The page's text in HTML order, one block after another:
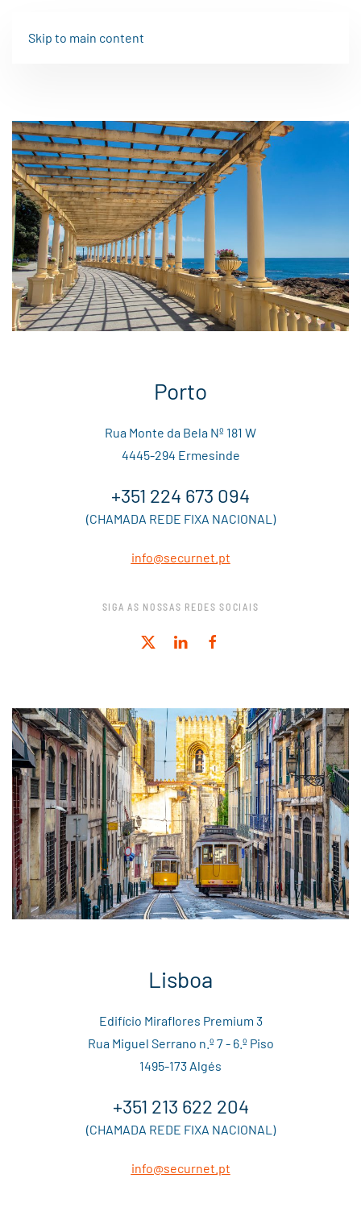
Skip to main content
Porto
Rua Monte da Bela Nº 181 W
4445-294 Ermesinde
+351 224 673 094
(CHAMADA REDE FIXA NACIONAL)
info@securnet.pt
SIGA AS NOSSAS REDES SOCIAIS
Lisboa
Edifício Miraflores Premium 3
Rua Miguel Serrano n.º 7 - 6.º Piso
1495-173 Algés
+351 213 622 204
(CHAMADA REDE FIXA NACIONAL)
info@securnet.pt